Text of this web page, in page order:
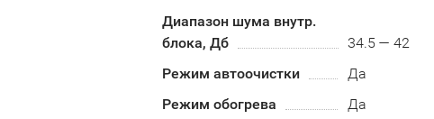
Диапазон шума внутр.
блока, Дб
34.5 — 42
Режим автоочистки
Да
Режим обогрева
Да